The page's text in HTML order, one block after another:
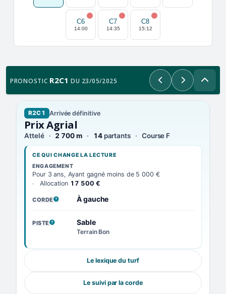
C6
14:00
C7
14:35
C8
15:12
PRONOSTIC R2C1 DU 23/05/2025 PrécédentSuivant
R2C1 Arrivée définitive
Prix Agrial
Attelé 2 700 m 14partants Course F
CE QUI CHANGE LA LECTURE
ENGAGEMENT
Pour 3 ans, Ayant gagné moins de 5 000 €
Allocation 17 500 €
CORDE
, VOIR LA DÉFINITION
À gauche
PISTE
, VOIR LA DÉFINITION
Sable
Terrain Bon
Le lexique du turf
Le suivi par la corde